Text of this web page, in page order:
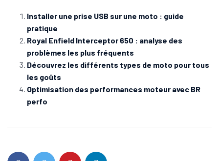
Installer une prise USB sur une moto : guide
pratique
Royal Enfield Interceptor 650 : analyse des
problèmes les plus fréquents
Découvrez les différents types de moto pour tous
les goûts
Optimisation des performances moteur avec BR
perfo